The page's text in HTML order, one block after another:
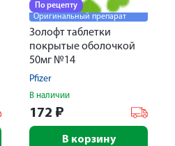
По рецепту
Оригинальный препарат
Золофт таблетки
покрытые оболочкой
50мг №14
Pfizer
В наличии
172 ₽
В корзину